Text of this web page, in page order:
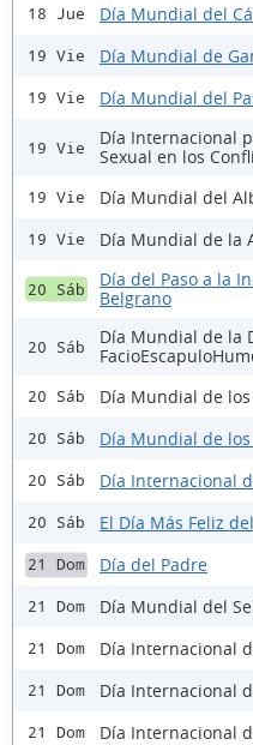
18 Jue Día Mundial del
19 Vie Día Mundial de
19 Vie Día Mundial del
19 Vie
Día Internacional
Sexual en los
19 Vie Día Mundial del
19 Vie Día Mundial de la
20 Sáb
Día del Paso a la
Belgrano
20 Sáb
Día Mundial de la
20 Sáb Día Mundial de
20 Sáb Día Mundial de
20 Sáb Día Internacional
20 Sáb El Día Más Feliz
21 Dom Día del Padre
21 Dom Día Mundial del
21 Dom Día Internacional
21 Dom Día Internacional
21 Dom Día Internacional